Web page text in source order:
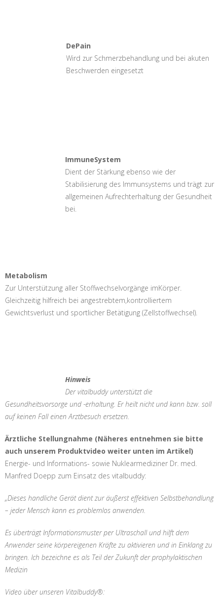
DePain
Wird zur Schmerzbehandlung und bei akuten
Beschwerden eingesetzt
ImmuneSystem
Dient der Stärkung ebenso wie der
Stabilisierung des Immunsystems und trägt zur
allgemeinen Aufrechterhaltung der Gesundheit
bei.
Metabolism
Zur Unterstützung aller Stoffwechselvorgänge imKörper.
Gleichzeitig hilfreich bei angestrebtem,kontrolliertem
Gewichtsverlust und sportlicher Betätigung (Zellstoffwechsel).
Hinweis
Der vitalbuddy unterstützt die
Gesundheitsvorsorge und -erhaltung. Er heilt nicht und kann bzw. soll
auf keinen Fall einen Arztbesuch ersetzen.
Ärztliche Stellungnahme (Näheres entnehmen sie bitte
auch unserem Produktvideo weiter unten im Artikel)
Energie- und Informations- sowie Nuklearmediziner Dr. med.
Manfred Doepp zum Einsatz des vitalbuddy:
„Dieses handliche Gerät dient zur äußerst effektiven Selbstbehandlung
– jeder Mensch kann es problemlos anwenden.
Es überträgt Informationsmuster per Ultraschall und hilft dem
Anwender seine körpereigenen Kräfte zu aktivieren und in Einklang zu
bringen. Ich bezeichne es als Teil der Zukunft der prophylaktischen
Medizin
Video über unseren Vitalbuddy®: